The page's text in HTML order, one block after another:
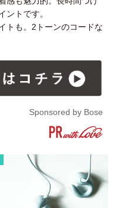
ントです。
トも。2トーンのコードな
Sponsored by Bose